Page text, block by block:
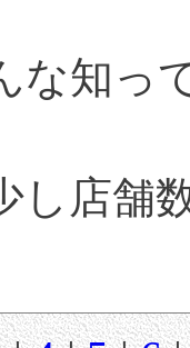
な知っ
し店舗